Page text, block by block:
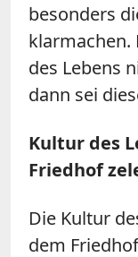
besonders
klarmachen.
des Lebens
dann sei
Kultur des
Friedhof
Die Kultur
dem